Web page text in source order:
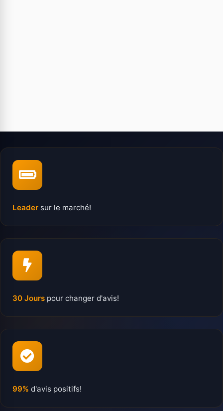
Leader sur le marché!
30 Jours pour changer d'avis!
99% d'avis positifs!